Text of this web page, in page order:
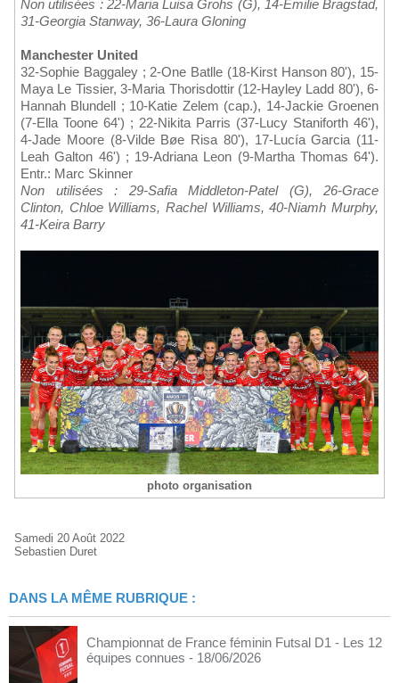
Non utilisées : 22-Maria Luisa Grohs (G), 14-Emilie Bragstad,
31-Georgia Stanway, 36-Laura Gloning
Manchester United
32-Sophie Baggaley ; 2-One Batlle (18-Kirst Hanson 80'), 15-
Maya Le Tissier, 3-Maria Thorisdottir (12-Hayley Ladd 80'), 6-
Hannah Blundell ; 10-Katie Zelem (cap.), 14-Jackie Groenen
(7-Ella Toone 64') ; 22-Nikita Parris (37-Lucy Staniforth 46'),
4-Jade Moore (8-Vilde Bøe Risa 80'), 17-Lucía Garcia (11-
Leah Galton 46') ; 19-Adriana Leon (9-Martha Thomas 64').
Entr.: Marc Skinner
Non utilisées : 29-Safia Middleton-Patel (G), 26-Grace
Clinton, Chloe Williams, Rachel Williams, 40-Niamh Murphy,
41-Keira Barry
photo organisation
Samedi 20 Août 2022
Sebastien Duret
DANS LA MÊME RUBRIQUE :
Championnat de France féminin Futsal D1 - Les 12
équipes connues - 18/06/2026